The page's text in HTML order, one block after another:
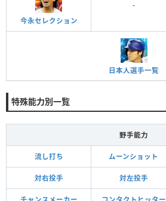
今永セレクション
-
日本人選手一覧
特殊能力別一覧
野手能力
流し打ち ムーンショット
対右投手 対左投手